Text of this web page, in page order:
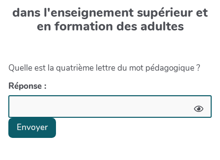
dans l'enseignement supérieur et
en formation des adultes
Quelle est la quatrième lettre du mot pédagogique ?
Réponse :
Envoyer